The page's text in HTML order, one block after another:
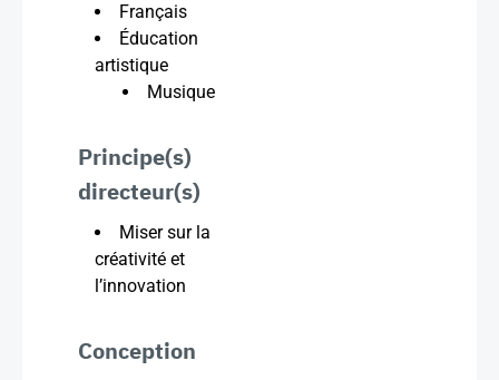
Français
Éducation
artistique
Musique
Principe(s)
directeur(s)
Miser sur la
créativité et
l’innovation
Conception